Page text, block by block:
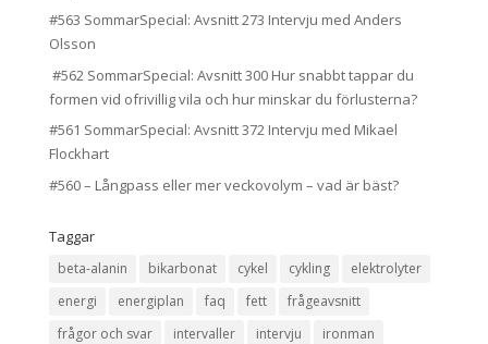
#563 SommarSpecial: Avsnitt 273 Intervju med Anders
Olsson
#562 SommarSpecial: Avsnitt 300 Hur snabbt tappar du
formen vid ofrivillig vila och hur minskar du förlusterna?
#561 SommarSpecial: Avsnitt 372 Intervju med Mikael
Flockhart
#560 – Långpass eller mer veckovolym – vad är bäst?
Taggar
beta-alanin bikarbonat cykel cykling
elektrolyter
energi
energiplan faq fett
frågeavsnitt
frågor och svar
intervaller intervju
ironman